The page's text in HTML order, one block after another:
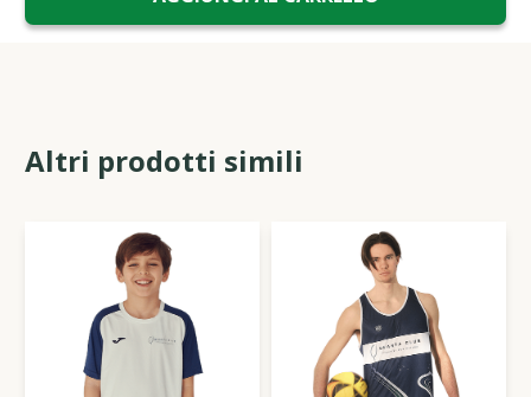
Altri prodotti simili